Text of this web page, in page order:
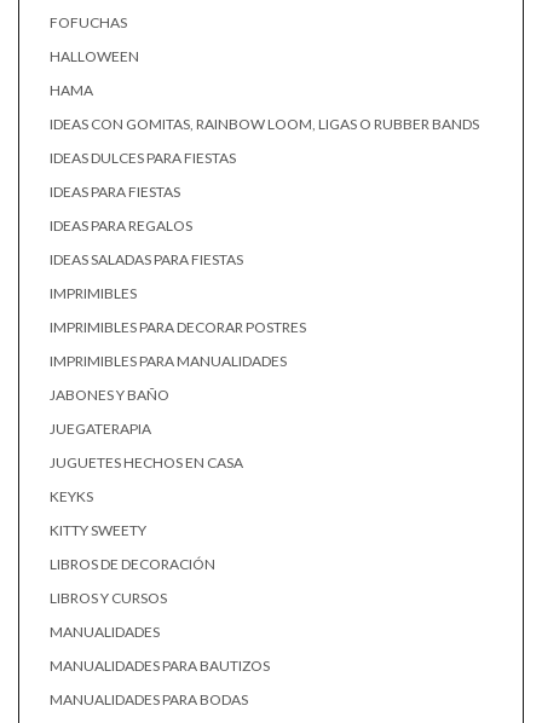
FOFUCHAS
HALLOWEEN
HAMA
IDEAS CON GOMITAS, RAINBOW LOOM, LIGAS O RUBBER BANDS
IDEAS DULCES PARA FIESTAS
IDEAS PARA FIESTAS
IDEAS PARA REGALOS
IDEAS SALADAS PARA FIESTAS
IMPRIMIBLES
IMPRIMIBLES PARA DECORAR POSTRES
IMPRIMIBLES PARA MANUALIDADES
JABONES Y BAÑO
JUEGATERAPIA
JUGUETES HECHOS EN CASA
KEYKS
KITTY SWEETY
LIBROS DE DECORACIÓN
LIBROS Y CURSOS
MANUALIDADES
MANUALIDADES PARA BAUTIZOS
MANUALIDADES PARA BODAS